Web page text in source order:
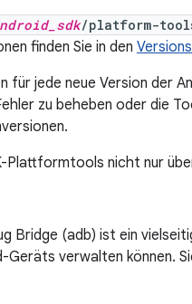
/platform-
finden Sie in den
für jede neue Version der
zu beheben oder die
Plattformtools nicht nur
Bridge (adb) ist ein
Geräts verwalten können.